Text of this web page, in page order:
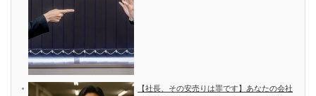
【社長、その安売りは罪です】あなたの会社